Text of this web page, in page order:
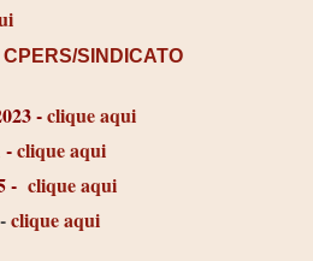
SINDICATO
-clique aqui
-clique aqui
- clique aqui
-clique aqui